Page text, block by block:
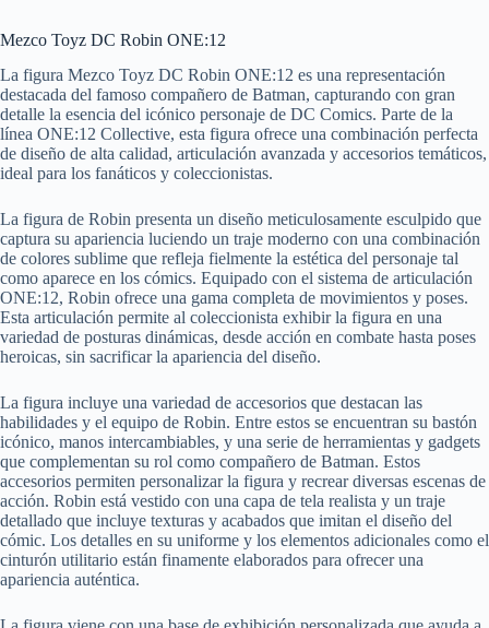
Mezco Toyz DC Robin ONE:12
La figura Mezco Toyz DC Robin ONE:12 es una representación
destacada del famoso compañero de Batman, capturando con gran
detalle la esencia del icónico personaje de DC Comics. Parte de la
línea ONE:12 Collective, esta figura ofrece una combinación perfecta
de diseño de alta calidad, articulación avanzada y accesorios temáticos,
ideal para los fanáticos y coleccionistas.
La figura de Robin presenta un diseño meticulosamente esculpido que
captura su apariencia luciendo un traje moderno con una combinación
de colores sublime que refleja fielmente la estética del personaje tal
como aparece en los cómics. Equipado con el sistema de articulación
ONE:12, Robin ofrece una gama completa de movimientos y poses.
Esta articulación permite al coleccionista exhibir la figura en una
variedad de posturas dinámicas, desde acción en combate hasta poses
heroicas, sin sacrificar la apariencia del diseño.
La figura incluye una variedad de accesorios que destacan las
habilidades y el equipo de Robin. Entre estos se encuentran su bastón
icónico, manos intercambiables, y una serie de herramientas y gadgets
que complementan su rol como compañero de Batman. Estos
accesorios permiten personalizar la figura y recrear diversas escenas de
acción. Robin está vestido con una capa de tela realista y un traje
detallado que incluye texturas y acabados que imitan el diseño del
cómic. Los detalles en su uniforme y los elementos adicionales como el
cinturón utilitario están finamente elaborados para ofrecer una
apariencia auténtica.